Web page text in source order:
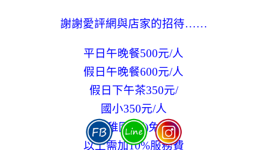
謝謝愛評網與店家的招待……
平日午晚餐500元/人
假日午晚餐600元/人
假日下午茶350元/
國小350元/人
幼稚園(下)免費
以上需加10%服務費